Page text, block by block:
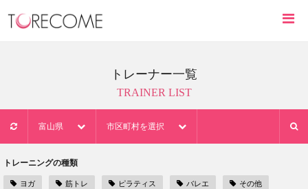
トレーナー一覧
TRAINER LIST
富山県 市区町村を選択
トレーニングの種類
ヨガ 筋トレ ピラティス バレエ その他